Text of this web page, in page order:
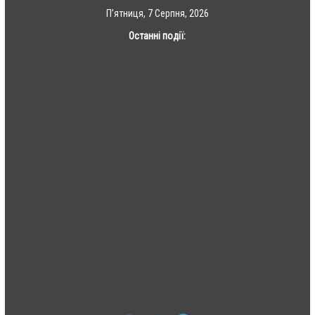
П’ятниця, 7 Серпня, 2026
Останні події: